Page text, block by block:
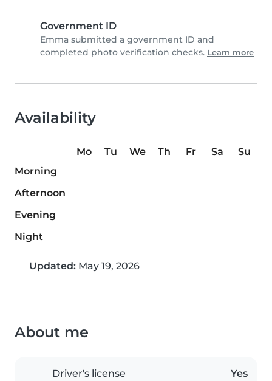
Government ID
Emma submitted a government ID and
completed photo verification checks. Learn more
Availability
Mo Tu We Th Fr Sa
Su
Morning
Afternoon
Evening
Night
Updated: May 19, 2026
About me
Driver's license Yes